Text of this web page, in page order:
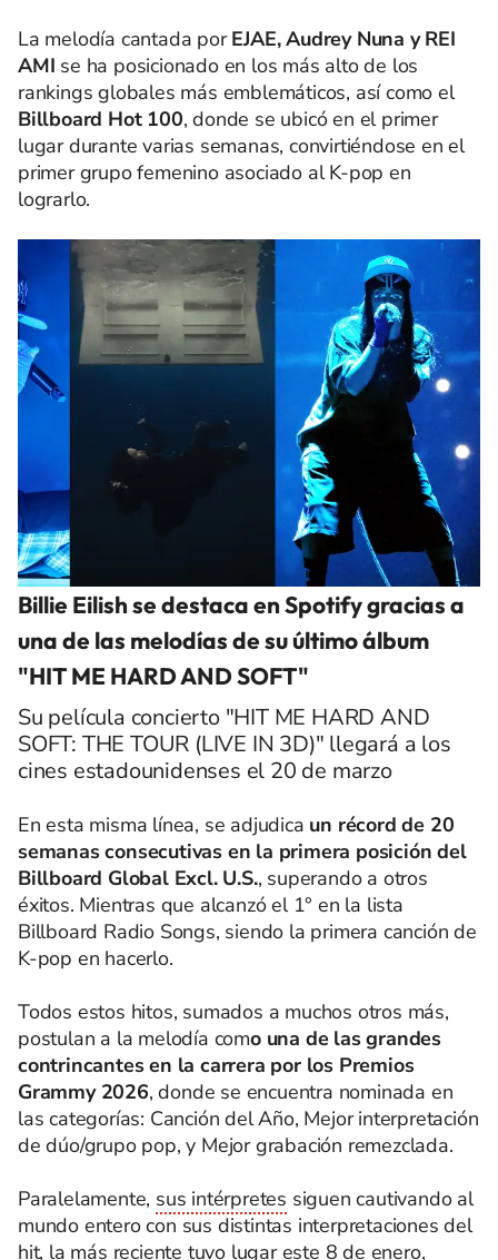
La melodía cantada porEJAE, Audrey Nuna y REI
AMI se ha posicionado en los más alto de los
rankings globales más emblemáticos, así como el
Billboard Hot 100, donde se ubicó en el primer
lugar durante varias semanas, convirtiéndose en el
primer grupo femenino asociado al K-pop en
lograrlo.
Billie Eilish se destaca en Spotify gracias a
una de las melodías de su último álbum
"HIT ME HARD AND SOFT"
Su película concierto "HIT ME HARD AND
SOFT: THE TOUR (LIVE IN 3D)" llegará a los
cines estadounidenses el 20 de marzo
En esta misma línea, se adjudica un récord de 20
semanas consecutivas en la primera posición del
Billboard Global Excl. U.S., superando a otros
éxitos. Mientras que alcanzó el 1° en la lista
Billboard Radio Songs, siendo la primera canción de
K-pop en hacerlo.
Todos estos hitos, sumados a muchos otros más,
postulan a la melodía como una de las grandes
contrincantes en la carrera por los Premios
Grammy 2026, donde se encuentra nominada en
las categorías: Canción del Año, Mejor interpretación
de dúo/grupo pop, y Mejor grabación remezclada.
Paralelamente, sus intérpretes siguen cautivando al
mundo entero con sus distintas interpretaciones del
hit, la más reciente tuvo lugar este 8 de enero,